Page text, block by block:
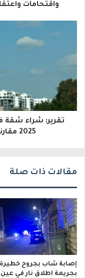
إ
ك
ر
و
واقتحامات
2025 مقارنة بـ90 راتبًا فقط عام 2007
مقالات ذات صلة
إصابة شاب بجروح خطيرة
بجريمة اطلاق نار في عين